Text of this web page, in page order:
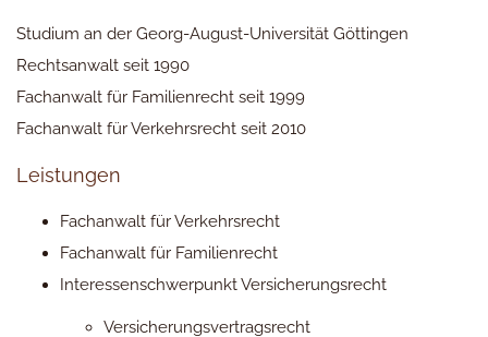
Studium an der Georg-August-Universität Göttingen
Rechtsanwalt seit 1990
Fachanwalt für Familienrecht seit 1999
Fachanwalt für Verkehrsrecht seit 2010
Leistungen
Fachanwalt für Verkehrsrecht
Fachanwalt für Familienrecht
Interessenschwerpunkt Versicherungsrecht
Versicherungsvertragsrecht